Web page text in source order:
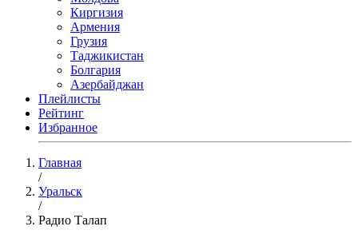
Киргизия
Армения
Грузия
Таджикистан
Болгария
Азербайджан
Плейлисты
Рейтинг
Избранное
Главная
/
Уральск
/
Радио Талап